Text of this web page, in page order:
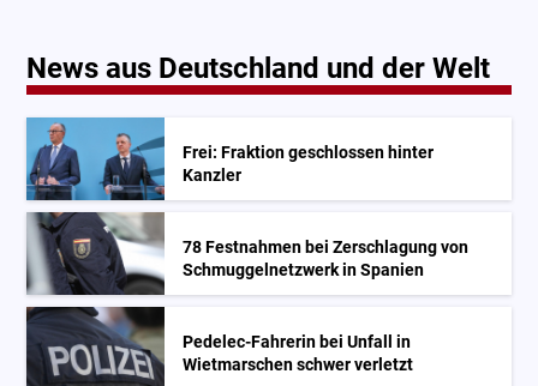
News aus Deutschland und der Welt
Frei: Fraktion geschlossen hinter
Kanzler
78 Festnahmen bei Zerschlagung von
Schmuggelnetzwerk in Spanien
Pedelec-Fahrerin bei Unfall in
Wietmarschen schwer verletzt